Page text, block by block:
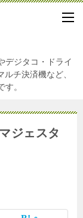
デジタコ・ドライ
チ決済機など、
。
ジェスタ